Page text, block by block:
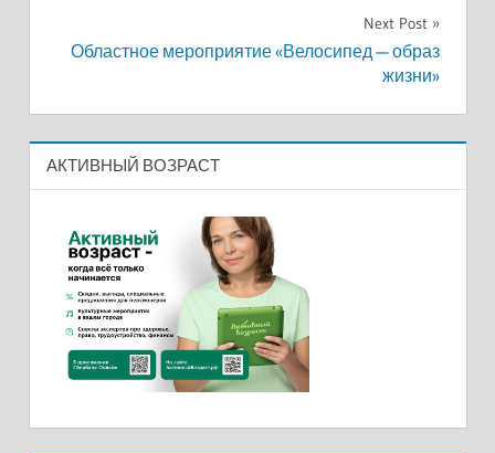
Next Post
Областное мероприятие «Велосипед — образ
жизни»
АКТИВНЫЙ ВОЗРАСТ